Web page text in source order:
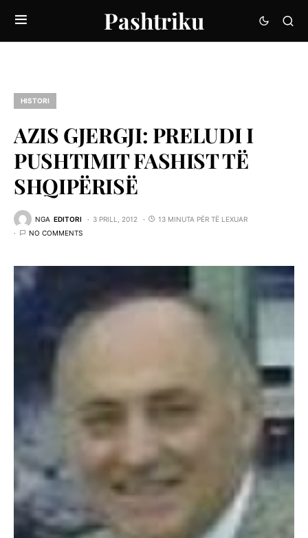
Pashtriku
HISTORI
AZIS GJERGJI: PRELUDI I
PUSHTIMIT FASHIST TË
SHQIPËRISË
NGA EDITORI 3 PRILL, 2012
13 MINUTA PËR TË LEXUAR
NO COMMENTS